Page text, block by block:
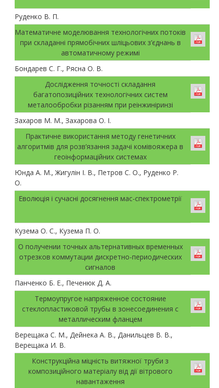
Руденко В. П.
Математичне моделювання технологічних потоків
при складанні прямобічних шліцьових з’єднань в
автоматичному режимі
Бондарев С. Г., Рясна О. В.
Дослідження точності складання
багатопозиційних технологічних систем
металообробки різанням при реінжиніринзі
Захаров М. М., Захарова О. І.
Практичне використання методу генетичних
алгоритмів для розв’язання задачі комівояжера в
геоінформаційних системах
Юнда А. М., Жигулін І. В., Петров С. О., Руденко Р.
О.
Еволюція і сучасні досягнення мас-спектрометрії
Кузема О. С., Кузема П. О.
О получении точных альтернативных временных
отрезков коммутации дискретно-периодических
сигналов
Панченко Б. Е., Печенюк Д. А.
Термоупругое напряженное состояние
стеклопластиковой трубы в зонесоединения с
металлическим фланцем
Верещака С. М., Дейнека А. В., Данильцев В. В.,
Верещака И. В.
Конструкційна міцність витяжної труби з
композиційного матеріалу від дії вітрового
навантаження